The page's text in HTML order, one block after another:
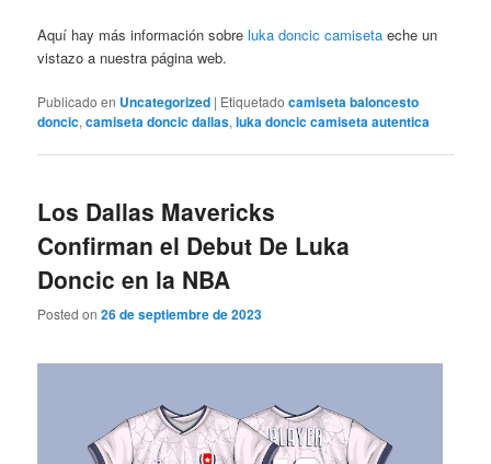
Aquí hay más información sobreluka doncic camiseta eche un
vistazo a nuestra página web.
Publicado en Uncategorized | Etiquetado camiseta baloncesto
doncic,camiseta doncic dallas,luka doncic camiseta autentica
Los Dallas Mavericks
Confirman el Debut De Luka
Doncic en la NBA
Posted on26 de septiembre de 2023